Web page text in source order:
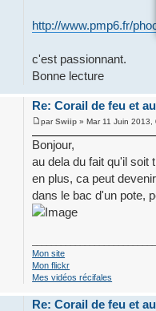
http://www.pmp6.fr/
c'est passionnant.
Bonne lecture
Re: Corail de feu et
parSwiip » Mar 11 Juin 2013,
Bonjour,
au dela du fait qu'il soit
en plus, ca peut
dans le bac d'un pote,
Mon site
Mon flickr
Mes vidéos récifales
Re: Corail de feu et